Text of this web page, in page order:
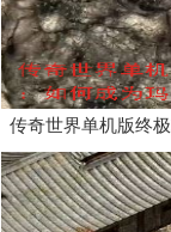
传奇世界单机版终